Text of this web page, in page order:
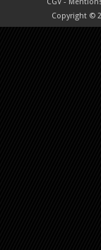
Copyright ©